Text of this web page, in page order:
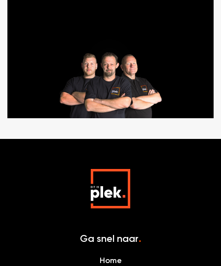
Ga snel naar.
Home